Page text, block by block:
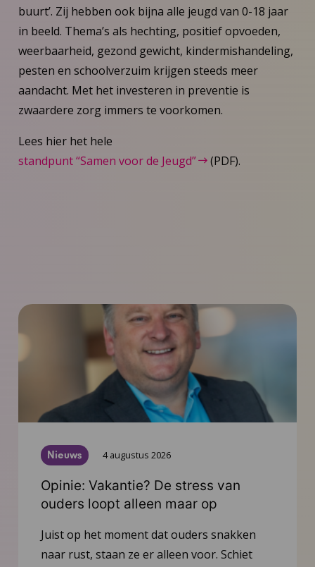
buurt’. Zij hebben ook bijna alle jeugd van 0-18 jaar
in beeld. Thema’s als hechting, positief opvoeden,
weerbaarheid, gezond gewicht, kindermishandeling,
pesten en schoolverzuim krijgen steeds meer
aandacht. Met het investeren in preventie is
zwaardere zorg immers te voorkomen.
Lees hier het hele
standpunt “Samen voor de Jeugd”
(PDF).
Nieuws 4 augustus 2026
Opinie: Vakantie? De stress van
ouders loopt alleen maar op
Juist op het moment dat ouders snakken
naar rust, staan ze er alleen voor. Schiet